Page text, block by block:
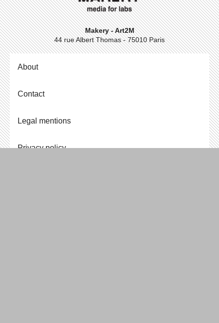
Makery - Art2M
44 rue Albert Thomas - 75010 Paris
About
Contact
Legal mentions
Privacy policy